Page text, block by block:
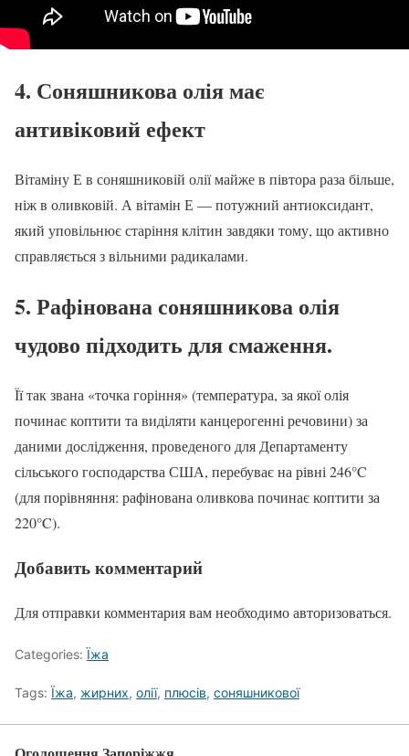
4. Соняшникова олія має
антивіковий ефект
Вітаміну Е в соняшниковій олії майже в півтора раза більше,
ніж в оливковій. А вітамін Е — потужний антиоксидант,
який уповільнює старіння клітин завдяки тому, що активно
справляється з вільними радикалами.
5. Рафінована соняшникова олія
чудово підходить для смаження.
Її так звана «точка горіння» (температура, за якої олія
починає коптити та виділяти канцерогенні речовини) за
даними дослідження, проведеного для Департаменту
сільського господарства США, перебуває на рівні 246°C
(для порівняння: рафінована оливкова починає коптити за
220°C).
Добавить комментарий
Для отправки комментария вам необходимо авторизоваться.
Categories: Їжа
Tags: Їжа, жирних, олії, плюсів, соняшникової